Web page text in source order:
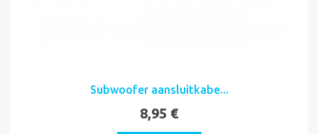
Subwoofer aansluitkabe...
8,95 €